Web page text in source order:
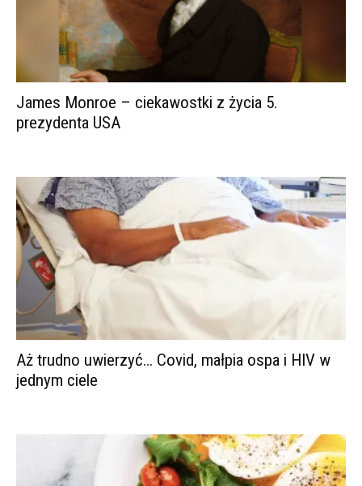
James Monroe – ciekawostki z życia 5.
prezydenta USA
Aż trudno uwierzyć… Covid, małpia ospa i HIV w
jednym ciele